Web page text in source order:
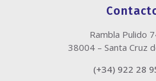
Rambla Pulido
38004 – Santa Cruz
(+34) 922 28